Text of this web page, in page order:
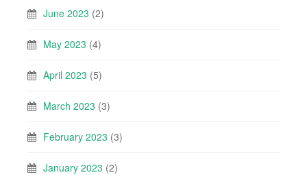
June 2023 (2)
May 2023 (4)
April 2023 (5)
March 2023 (3)
February 2023 (3)
January 2023 (2)